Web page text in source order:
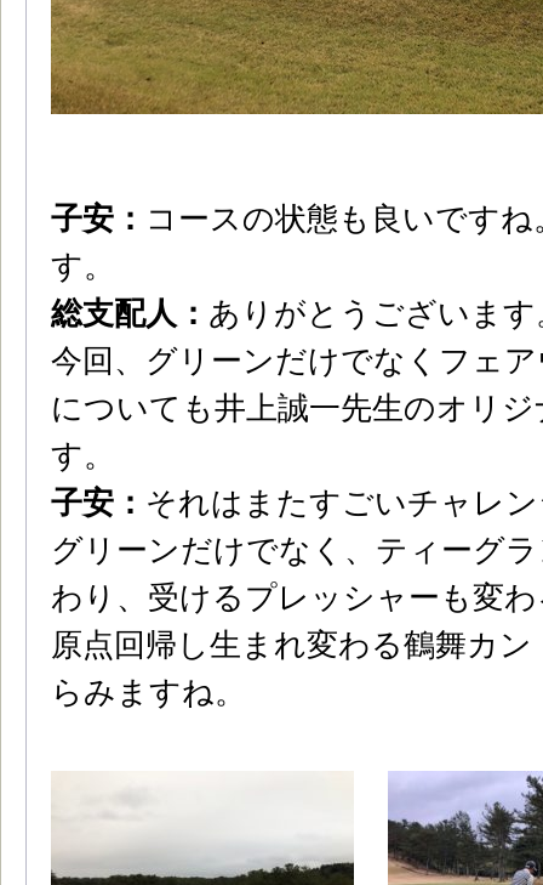
子安： コースの状態も良いです
す。
総支配人： ありがとうございます
今回、グリーンだけでなくフェ
についても井上誠一先生のオリ
す。
子安： それはまたすごいチャレ
グリーンだけでなく、ティーグ
わり、受けるプレッシャーも変
原点回帰し生まれ変わる鶴舞カ
らみますね。